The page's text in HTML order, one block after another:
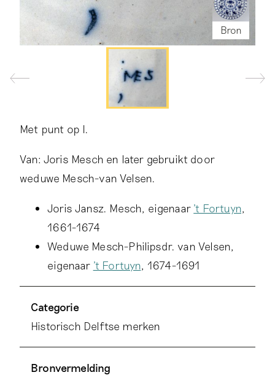
Bron
Met punt op I.
Van: Joris Mesch en later gebruikt door
weduwe Mesch-van Velsen.
Joris Jansz. Mesch, eigenaar 't Fortuyn,
1661-1674
Weduwe Mesch-Philipsdr. van Velsen,
eigenaar 't Fortuyn, 1674-1691
Categorie
Historisch Delftse merken
Bronvermelding